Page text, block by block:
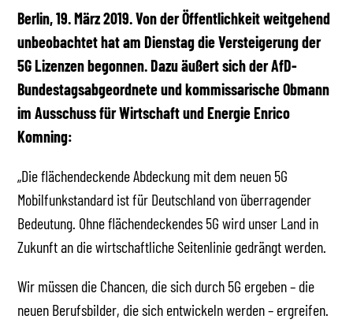
Berlin, 19. März 2019. Von der Öffentlichkeit weitgehend
unbeobachtet hat am Dienstag die Versteigerung der
5G Lizenzen begonnen. Dazu äußert sich der AfD-
Bundestagsabgeordnete und kommissarische Obmann
im Ausschuss für Wirtschaft und Energie Enrico
Komning:
„Die flächendeckende Abdeckung mit dem neuen 5G
Mobilfunkstandard ist für Deutschland von überragender
Bedeutung. Ohne flächendeckendes 5G wird unser Land in
Zukunft an die wirtschaftliche Seitenlinie gedrängt werden.
Wir müssen die Chancen, die sich durch 5G ergeben – die
neuen Berufsbilder, die sich entwickeln werden – ergreifen.